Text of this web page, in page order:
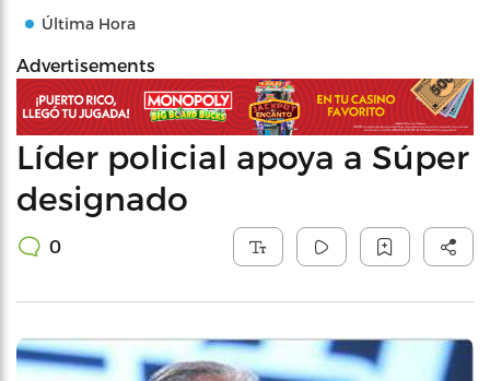
Última Hora
Advertisements
Líder policial apoya a Súper
designado
0